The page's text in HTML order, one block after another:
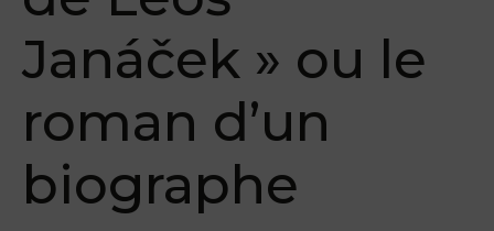
Janáček » ou le
roman d’un
biographe